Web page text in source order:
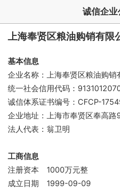
诚信企业
上海奉贤区粮油购销有限
基本信息
企业名称：上海奉贤区粮油购销
统一社会信用代码：
诚信体系证书编号：CFCP-
企业地址：上海市奉贤区奉高路
法人代表：翁卫明
工商信息
注册资本
1000万元整
成立日期
1999-09-09